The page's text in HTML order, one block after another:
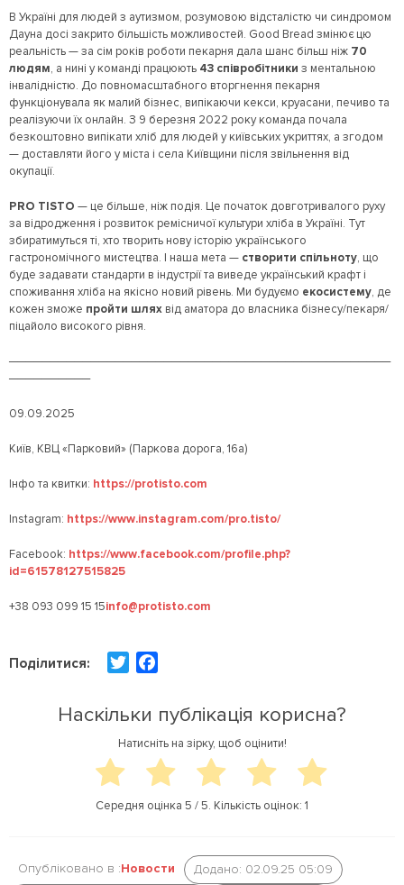
В Україні для людей з аутизмом, розумовою відсталістю чи синдромом
Дауна досі закрито більшість можливостей. Good Bread змінює цю
реальність — за сім років роботи пекарня дала шанс більш ніж 70
людям, а нині у команді працюють 43 співробітники з ментальною
інвалідністю. До повномасштабного вторгнення пекарня
функціонувала як малий бізнес, випікаючи кекси, круасани, печиво та
реалізуючи їх онлайн. З 9 березня 2022 року команда почала
безкоштовно випікати хліб для людей у київських укриттях, а згодом
— доставляти його у міста і села Київщини після звільнення від
окупації.
PRO TISTO — це більше, ніж подія. Це початок довготривалого руху
за відродження і розвиток ремісничої культури хліба в Україні. Тут
збиратимуться ті, хто творить нову історію українського
гастрономічного мистецтва. І наша мета — створити спільноту, що
буде задавати стандарти в індустрії та виведе український крафт і
споживання хліба на якісно новий рівень. Ми будуємо екосистему, де
кожен зможе пройти шлях від аматора до власника бізнесу/пекаря/
піцайоло високого рівня.
───────────────────────────────────────────────
──────────
09.09.2025
Київ, КВЦ «Парковий» (Паркова дорога, 16а)
Інфо та квитки: https://protisto.com
Instagram: https://www.instagram.com/pro.tisto/
Facebook: https://www.facebook.com/profile.php?
id=61578127515825
+38 093 099 15 15info@protisto.com
Поділитися:
t
t
e
b
o
k
Наскільки публікація корисна?
Натисніть на зірку, щоб оцінити!
Середня оцінка 5 / 5. Кількість оцінок: 1
Опубліковано в :Новости
Додано: 02.09.25 05:09